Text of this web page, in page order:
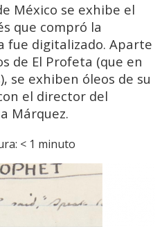
México se exhibe el
que compró la
fue digitalizado. Aparte
de El Profeta (que en
se exhiben óleos de su
el director del
Márquez.
< 1 minuto